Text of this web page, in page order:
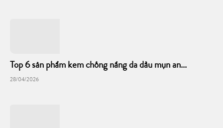
Top 6 sản phẩm kem chống nắng da dầu mụn an...
28/04/2026